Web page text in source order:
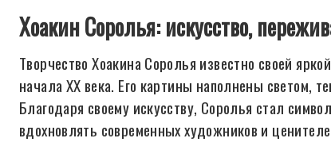
Хоакин Соролья: искусство,
Творчество Хоакина Соролья известно своей
начала XX века. Его картины наполнены светом,
Благодаря своему искусству, Соролья стал
вдохновлять современных художников и